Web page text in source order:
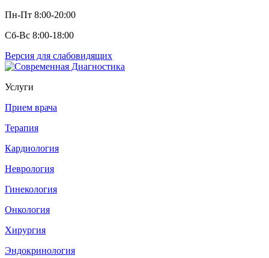
Пн-Пт 8:00-20:00
Сб-Вс 8:00-18:00
Версия для слабовидящих
Услуги
Прием врача
Терапия
Кардиология
Неврология
Гинекология
Онкология
Хирургия
Эндокринология